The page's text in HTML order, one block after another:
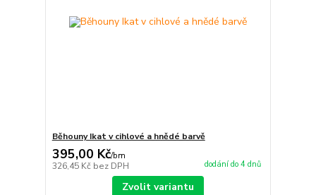
Běhouny Ikat v cihlové a hnědé barvě
395,00 Kč/bm
326,45 Kč bez DPH dodání do 4 dnů
Zvolit variantu